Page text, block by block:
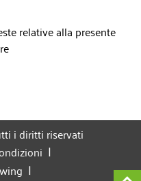
relative alla presente
i diritti riservati
|
|